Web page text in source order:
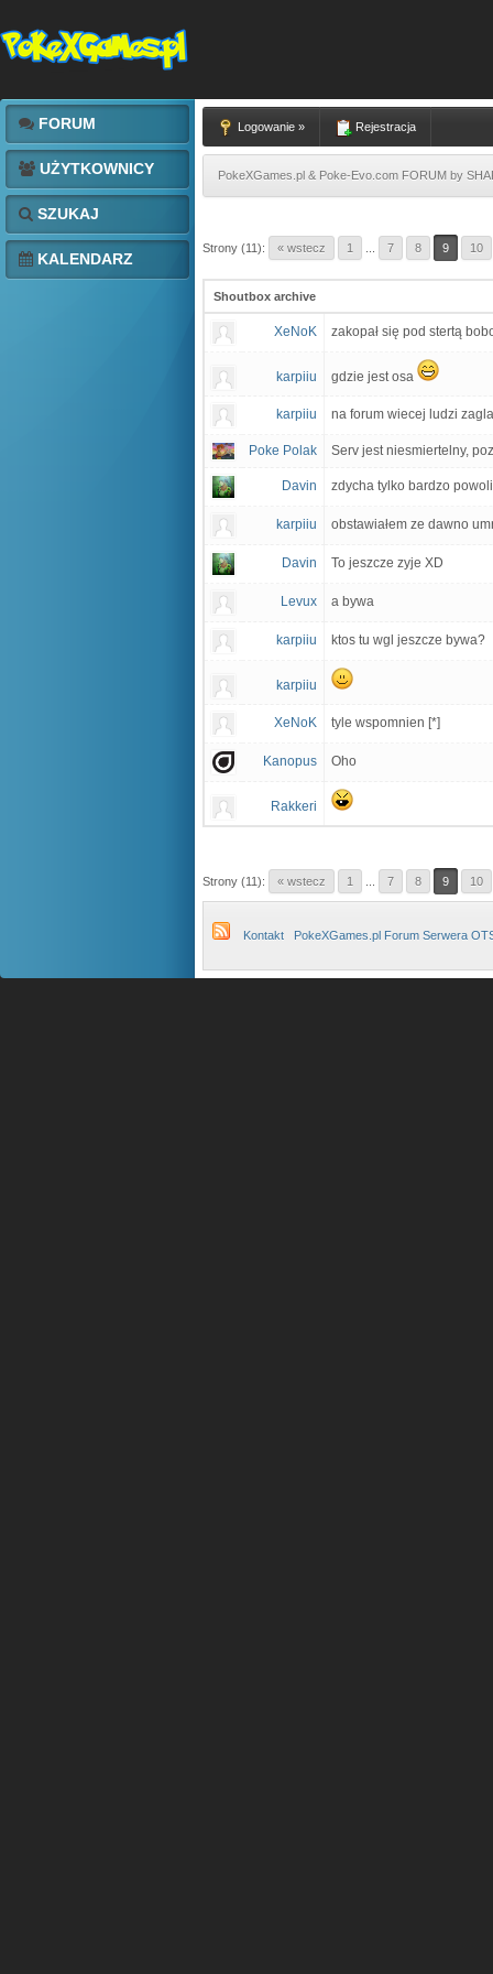
FORUM
UŻYTKOWNICY
SZUKAJ
KALENDARZ
Logowanie » Rejestracja
PokeXGames.pl & Poke-Evo.com FORUM by
Strony (11): « wstecz 1 7 8 9 10
Shoutbox archive
XeNoK zakopał się pod stertą
karpiiu gdzie jest osa
karpiiu na forum wiecej ludzi
Poke Polak Serv jest niesmiertelny,
Davin zdycha tylko bardzo powoli
karpiiu obstawiałem ze dawno
Davin To jeszcze zyje XD
Levux a bywa
karpiiu ktos tu wgl jeszcze bywa?
karpiiu
XeNoK tyle wspomnien [*]
Kanopus Oho
Rakkeri
Strony (11): « wstecz 1 7 8 9 10
Kontakt PokeXGames.pl Forum Serwera